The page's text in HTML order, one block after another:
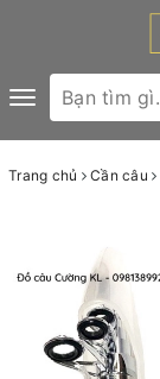
Toggle
navigation
Trang chủ Cần câu